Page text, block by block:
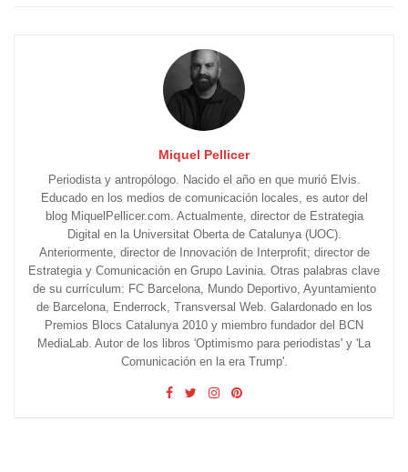
Miquel Pellicer
Periodista y antropólogo. Nacido el año en que murió Elvis.
Educado en los medios de comunicación locales, es autor del
blog MiquelPellicer.com. Actualmente, director de Estrategia
Digital en la Universitat Oberta de Catalunya (UOC).
Anteriormente, director de Innovación de Interprofit; director de
Estrategia y Comunicación en Grupo Lavinia. Otras palabras clave
de su currículum: FC Barcelona, Mundo Deportivo, Ayuntamiento
de Barcelona, Enderrock, Transversal Web. Galardonado en los
Premios Blocs Catalunya 2010 y miembro fundador del BCN
MediaLab. Autor de los libros 'Optimismo para periodistas' y 'La
Comunicación en la era Trump'.